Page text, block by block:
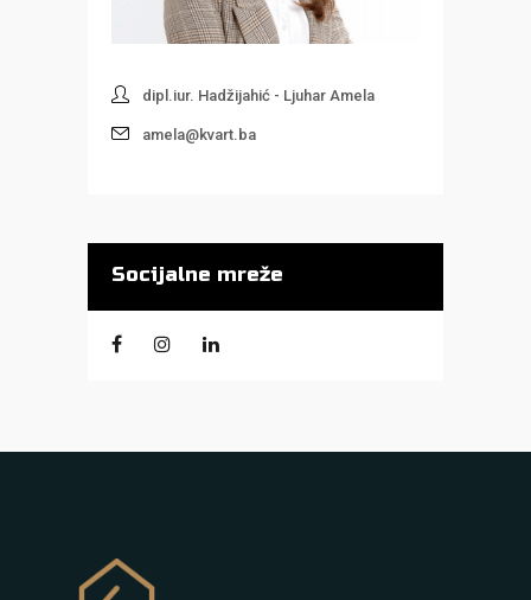
dipl.iur. Hadžijahić - Ljuhar Amela
amela@kvart.ba
Socijalne mreže